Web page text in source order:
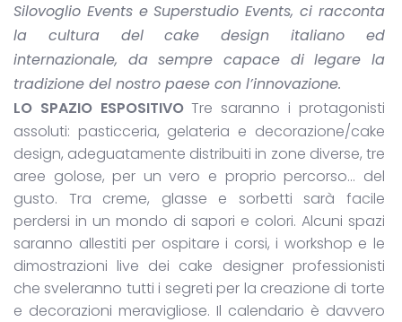
Silovoglio Events e Superstudio Events, ci racconta
la cultura del cake design italiano ed
internazionale, da sempre capace di legare la
tradizione del nostro paese con l’innovazione.
LO SPAZIO ESPOSITIVOTre saranno i protagonisti
assoluti: pasticceria, gelateria e decorazione/cake
design, adeguatamente distribuiti in zone diverse, tre
aree golose, per un vero e proprio percorso… del
gusto. Tra creme, glasse e sorbetti sarà facile
perdersi in un mondo di sapori e colori. Alcuni spazi
saranno allestiti per ospitare i corsi, i workshop e le
dimostrazioni live dei cake designer professionisti
che sveleranno tutti i segreti per la creazione di torte
e decorazioni meravigliose. Il calendario è davvero